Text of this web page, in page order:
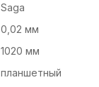
Saga
0,02 мм
1020 мм
планшетный